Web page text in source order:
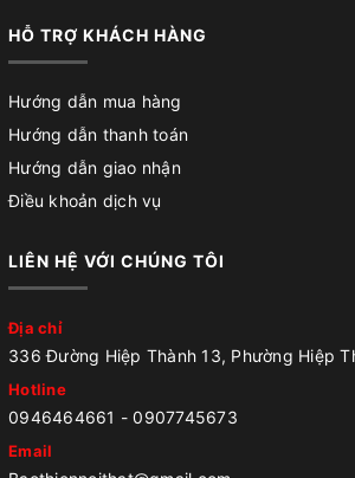
HỖ TRỢ KHÁCH HÀNG
Hướng dẫn mua hàng
Hướng dẫn thanh toán
Hướng dẫn giao nhận
Điều khoản dịch vụ
LIÊN HỆ VỚI CHÚNG TÔI
Địa chỉ
336 Đường Hiệp Thành 13, Phường Hiệp
Hotline
0946464661 -0907745673
Email